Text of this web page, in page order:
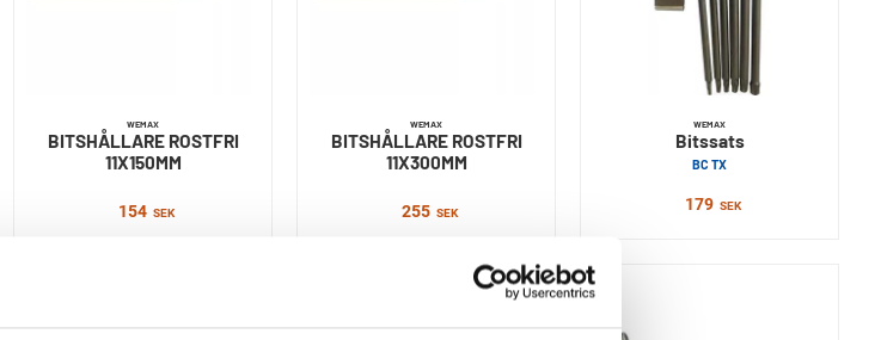
WEMAX
BITSHÅLLARE ROSTFRI
11X150MM
154 SEK
WEMAX
BITSHÅLLARE ROSTFRI
11X300MM
255 SEK
WEMAX
Bitssats
BC TX
179 SEK